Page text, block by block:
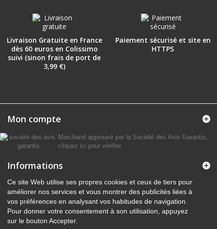
Livraison Gratuite en France
dès 60 euros en Colissimo
suivi (sinon frais de port de
3,99 €)
Paiement sécurisé et site en
HTTPS
Mon compte
Marchand approuvé par la Société des Avis Garantis,
cliquez ici pour vérifier.
Informations
Ce site Web utilise ses propres cookies et ceux de tiers pour
améliorer nos services et vous montrer des publicités liées à
vos préférences en analysant vos habitudes de navigation.
Pour donner votre consentement à son utilisation, appuyez
sur le bouton Accepter.